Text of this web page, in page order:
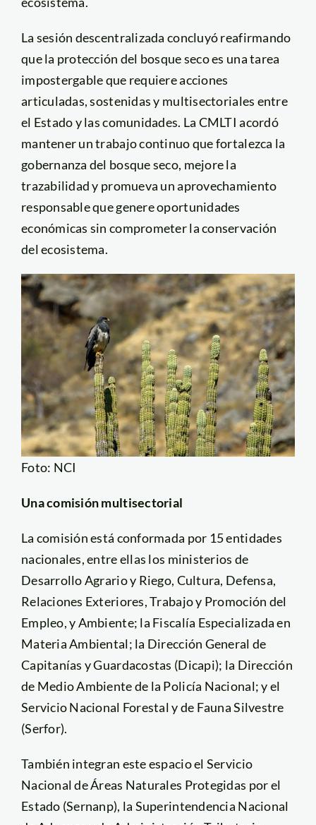
La sesión descentralizada concluyó reafirmando
que la protección del bosque seco es una tarea
impostergable que requiere acciones
articuladas, sostenidas y multisectoriales entre
el Estado y las comunidades. La CMLTI acordó
mantener un trabajo continuo que fortalezca la
gobernanza del bosque seco, mejore la
trazabilidad y promueva un aprovechamiento
responsable que genere oportunidades
económicas sin comprometer la conservación
del ecosistema.
Foto: NCI
Una comisión multisectorial
La comisión está conformada por 15 entidades
nacionales, entre ellas los ministerios de
Desarrollo Agrario y Riego, Cultura, Defensa,
Relaciones Exteriores, Trabajo y Promoción del
Empleo, y Ambiente; la Fiscalía Especializada en
Materia Ambiental; la Dirección General de
Capitanías y Guardacostas (Dicapi); la Dirección
de Medio Ambiente de la Policía Nacional; y el
Servicio Nacional Forestal y de Fauna Silvestre
(Serfor).
También integran este espacio el Servicio
Nacional de Áreas Naturales Protegidas por el
Estado (Sernanp), la Superintendencia Nacional